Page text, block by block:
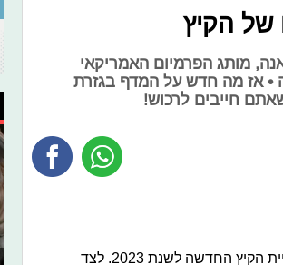
של הקיץ
מותג הפרמיום האמריקאי
• אז מה חדש על המדף בגזרת
חייבים לרכוש!
SunWay, מותג בגדי ההגנה מהשמש, משיק את קולקציית הקיץ החדשה לשנת 2023. לצד